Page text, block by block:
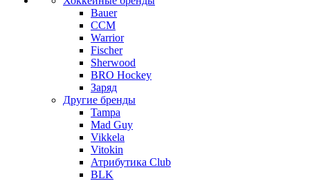
Bauer
CCM
Warrior
Fischer
Sherwood
BRO Hockey
Заряд
Другие бренды
Tampa
Mad Guy
Vikkela
Vitokin
Атрибутика Club
BLK